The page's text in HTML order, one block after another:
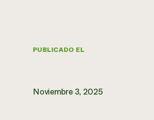
PUBLICADO EL
Noviembre 3, 2025